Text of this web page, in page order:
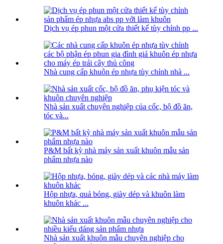
Dịch vụ ép phun một cửa thiết kế tùy chỉnh pp ...
Nhà cung cấp khuôn ép nhựa tùy chỉnh nhà ...
Nhà sản xuất chuyên nghiệp của cốc, bộ đồ ăn,
tóc và...
P&M bất kỳ nhà máy sản xuất khuôn mẫu sản
phẩm nhựa nào
Hộp nhựa, quả bóng, giày dép và khuôn làm
khuôn khác ...
Nhà sản xuất khuôn mẫu chuyên nghiệp cho